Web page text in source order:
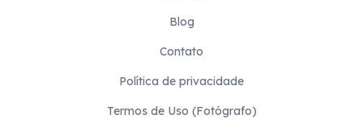
Blog
Contato
Política de privacidade
Termos de Uso (Fotógrafo)